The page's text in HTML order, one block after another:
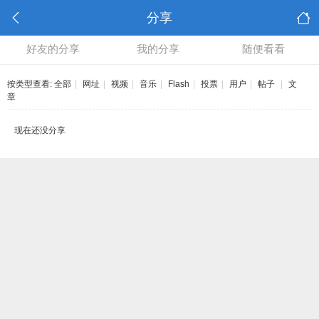
分享
好友的分享 我的分享 随便看看
按类型查看: 全部 网址 视频 音乐 Flash 投票 用户 帖子
文
章
现在还没分享